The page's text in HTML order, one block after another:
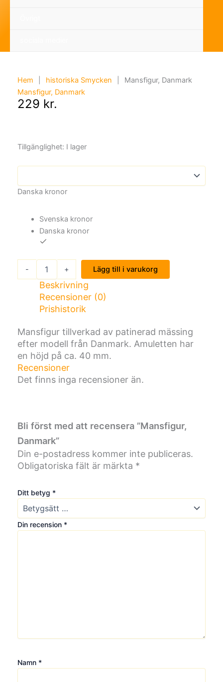
Hem historiska Smycken
Mansfigur, Danmark
Mansfigur, Danmark
229 kr.
Tillgänglighet: I lager
Danska kronor
Svenska kronor
Danska kronor
-
u
r
,
D
a
n
k
ä
n
g
+ Lägg till i varukorg
Beskrivning
Recensioner (0)
Prishistorik
Mansfigur tillverkad av patinerad mässing
efter modell från Danmark. Amuletten har
en höjd på ca. 40 mm.
Recensioner
Det finns inga recensioner än.
Bli först med att recensera ”Mansfigur,
Danmark”
Din e-postadress kommer inte publiceras.
Obligatoriska fält är märkta *
Ditt betyg *
Din recension *
Namn *